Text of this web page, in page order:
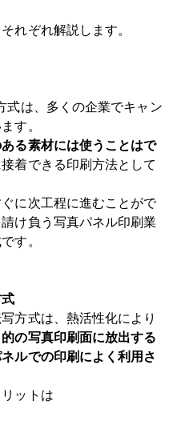
れぞれ解説します。
式は、多くの企業でキャン
す。
ある素材には使うことはで
着できる印刷方法として
ぐに次工程に進むことがで
け負う写真パネル印刷業
す。
方式は、熱活性化により
の写真印刷面に放出する
ネルでの印刷によく利用さ
ットは